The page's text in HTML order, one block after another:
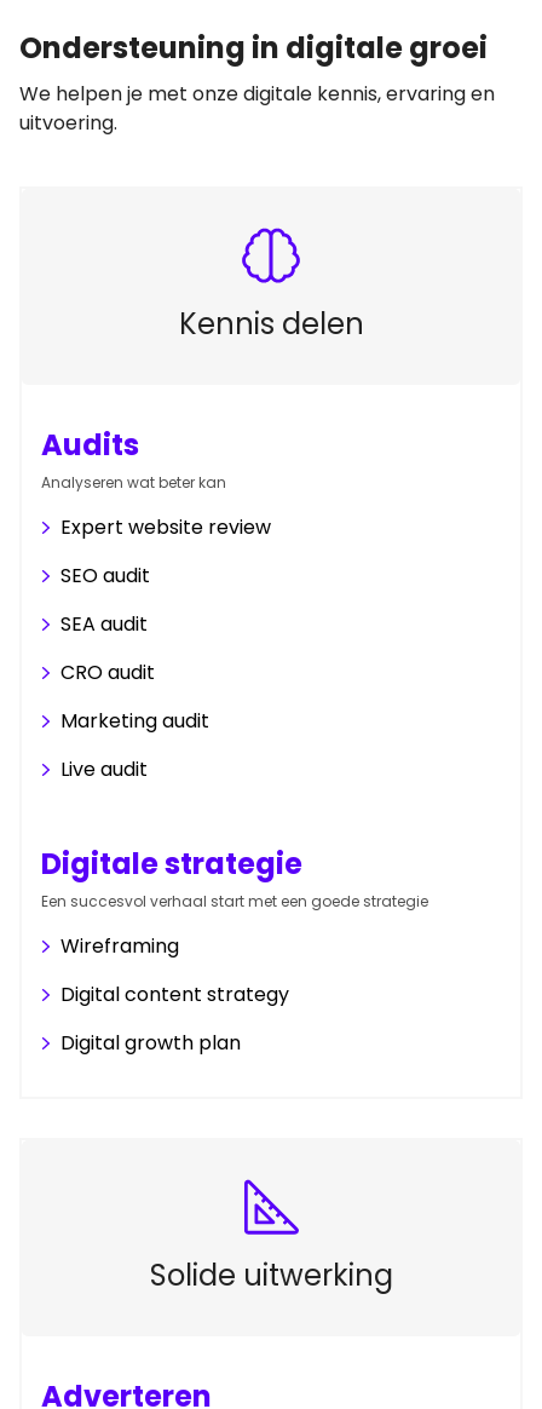
Ondersteuning in digitale groei
We helpen je met onze digitale kennis, ervaring en
uitvoering.
Kennis delen
Audits
Analyseren wat beter kan
Expert website review
SEO audit
SEA audit
CRO audit
Marketing audit
Live audit
Digitale strategie
Een succesvol verhaal start met een goede strategie
Wireframing
Digital content strategy
Digital growth plan
Solide uitwerking
Adverteren